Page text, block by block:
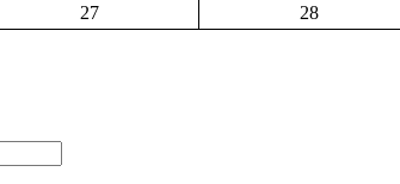
27 28